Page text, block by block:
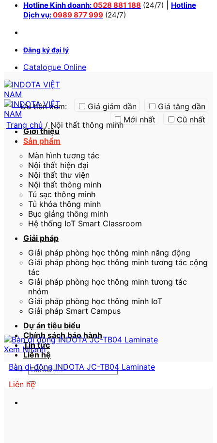
Hotline Kinh doanh:0528 881 188 (24/7)
Hotline
Dịch vụ:0989 877 999 (24/7)
Đăng ký đại lý
Catalogue Online
Giới thiệu
Sản phẩm
Màn hình tương tác
Nội thất hiện đại
Nội thất thư viện
Nội thất thông minh
Tủ sạc thông minh
Tủ khóa thông minh
Bục giảng thông minh
Hệ thống IoT Smart Classroom
Giải pháp
Giải pháp phòng học thông minh năng động
Giải pháp phòng học thông minh tương tác cộng
tác
Giải pháp phòng học thông minh tương tác
nhóm
Giải pháp phòng học thông minh IoT
Giải pháp Smart Campus
Dự án tiêu biểu
Chính sách bảo hành
Tin tức
Liên hệ
Tìm
kiếm:
Trang chủ / Nội thất thông minh
Ưu tiên xem: Giá giảm dần
Giá tăng dần
Mới nhất
Cũ nhất
Xem Nhanh
Bàn di động INDOTA JC-TB04 Laminate
Liên hệ